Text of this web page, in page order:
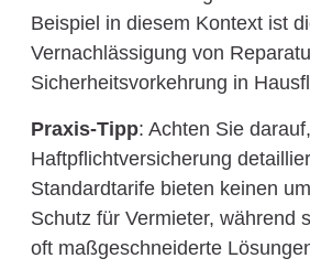
Beispiel in diesem Kontext ist
Vernachlässigung von
Sicherheitsvorkehrung in
Praxis-Tipp: Achten Sie
Haftpflichtversicherung
Standardtarife bieten keinen
Schutz für Vermieter, während
oft maßgeschneiderte